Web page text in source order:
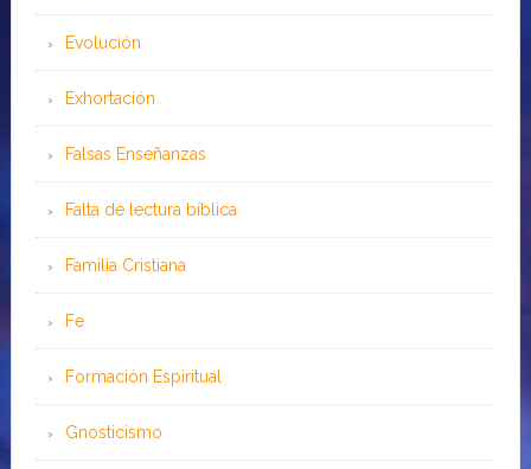
Evolución
Exhortación
Falsas Enseñanzas
Falta de lectura bíblica
Familia Cristiana
Fe
Formación Espiritual
Gnosticismo